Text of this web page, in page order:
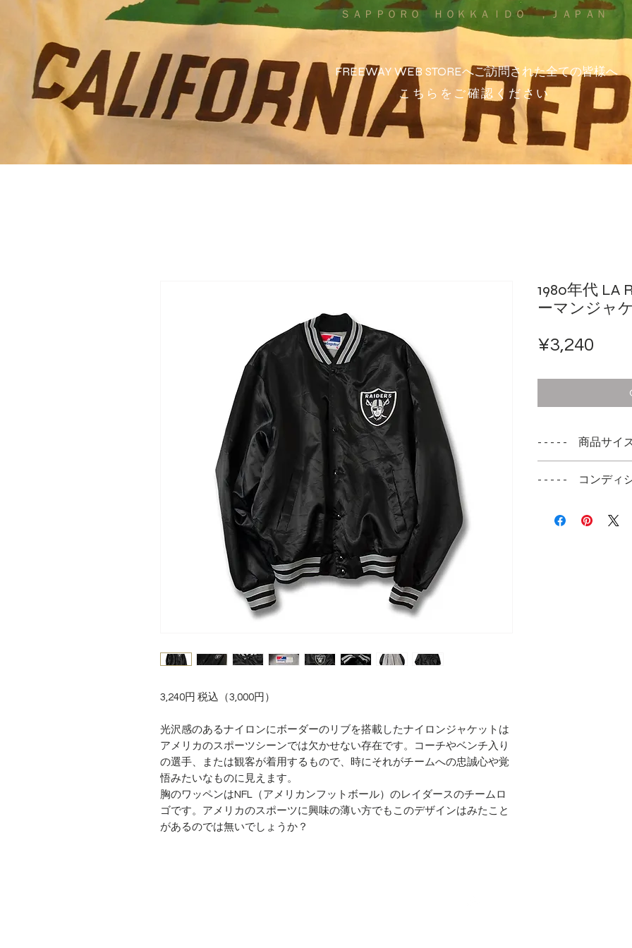
ＳＡＰＰＯＲＯ ＨＯＫＫＡＩＤＯ ，ＪＡＰＡＮ
FREEWAY WEB STOREへご訪問された全ての皆様へ
こちらをご確認ください
3,240円 税込（3,000円）
光沢感のあるナイロンにボーダーのリブを搭載したナイロンジャケットは
アメリカのスポーツシーンでは欠かせない存在です。コーチやベンチ入り
の選手、または観客が着用するもので、時にそれがチームへの忠誠心や覚
悟みたいなものに見えます。
胸のワッペンはNFL（アメリカンフットボール）のレイダースのチームロ
ゴです。アメリカのスポーツに興味の薄い方でもこのデザインはみたこと
があるのでは無いでしょうか？
1980年代 LA
ーマンジャ
¥3,240
- - - - - 商品サイ
肩幅 --cm
- - - - - コンディ
の無い非常に綺麗